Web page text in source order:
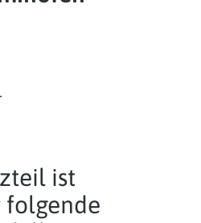
ist
folgende